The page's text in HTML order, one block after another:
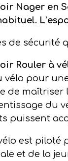
Nager en
de sécurité
Rouler à
vélo pour
de maîtriser
du
puissent
est piloté
et de la